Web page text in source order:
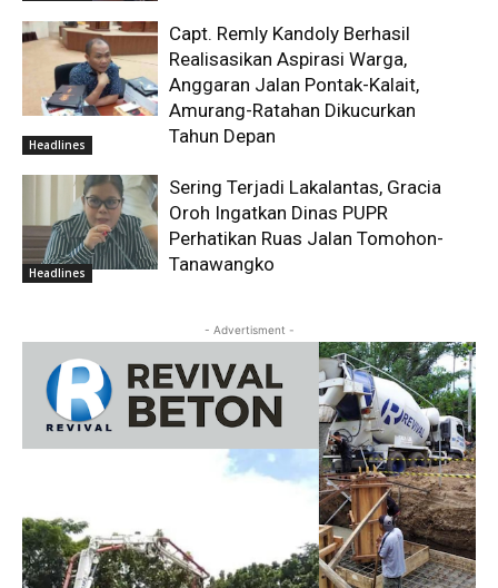
Headlines
Capt. Remly Kandoly Berhasil
Realisasikan Aspirasi Warga,
Anggaran Jalan Pontak-Kalait,
Amurang-Ratahan Dikucurkan
Tahun Depan
Headlines
Sering Terjadi Lakalantas, Gracia
Oroh Ingatkan Dinas PUPR
Perhatikan Ruas Jalan Tomohon-
Tanawangko
- Advertisment -